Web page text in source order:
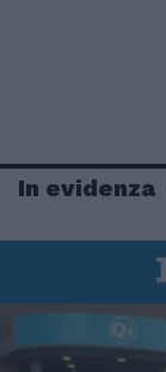
In evidenza